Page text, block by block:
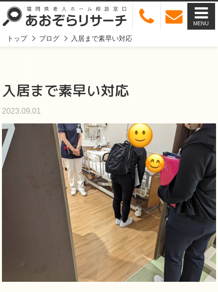
MENU
トップ ブログ 入居まで素早い対応
入居まで素早い対応
2023.09.01